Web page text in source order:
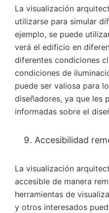
La visualización
utilizarse para simular
ejemplo, se puede
verá el edificio en
diferentes condiciones
condiciones de
puede ser valiosa para
diseñadores, ya que les
informadas sobre el
Accesibilidad
La visualización
accesible de manera
herramientas de
y otros interesados